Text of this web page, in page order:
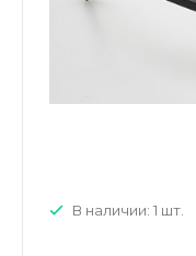
В наличии: 1 шт.